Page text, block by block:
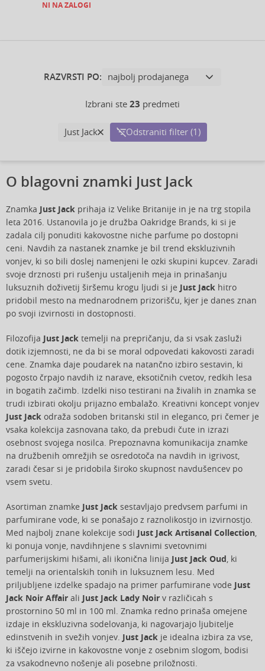
NI NA ZALOGI
RAZVRSTI PO:
Izbrani ste 23 predmeti
Just Jack Odstraniti filter (1)
O blagovni znamki Just Jack
Znamka Just Jack prihaja iz Velike Britanije in je na trg stopila
leta 2016. Ustanovila jo je družba Oakridge Brands, ki si je
zadala cilj ponuditi kakovostne niche parfume po dostopni
ceni. Navdih za nastanek znamke je bil trend ekskluzivnih
vonjev, ki so bili doslej namenjeni le ozki skupini kupcev. Zaradi
svoje drznosti pri rušenju ustaljenih meja in prinašanju
luksuznih doživetij širšemu krogu ljudi si je Just Jack hitro
pridobil mesto na mednarodnem prizorišču, kjer je danes znan
po svoji izvirnosti in dostopnosti.
Filozofija Just Jack temelji na prepričanju, da si vsak zasluži
dotik izjemnosti, ne da bi se moral odpovedati kakovosti zaradi
cene. Znamka daje poudarek na natančno izbiro sestavin, ki
pogosto črpajo navdih iz narave, eksotičnih cvetov, redkih lesa
in bogatih začimb. Izdelki niso testirani na živalih in znamka se
trudi izbirati okolju prijazno embalažo. Kreativni koncept vonjev
Just Jack odraža sodoben britanski stil in eleganco, pri čemer je
vsaka kolekcija zasnovana tako, da prebudi čute in izrazi
osebnost svojega nosilca. Prepoznavna komunikacija znamke
na družbenih omrežjih se osredotoča na navdih in igrivost,
zaradi česar si je pridobila široko skupnost navdušencev po
vsem svetu.
Asortiman znamke Just Jack sestavljajo predvsem parfumi in
parfumirane vode, ki se ponašajo z raznolikostjo in izvirnostjo.
Med najbolj znane kolekcije sodi Just Jack Artisanal Collection,
ki ponuja vonje, navdihnjene s slavnimi svetovnimi
parfumerijskimi hišami, ali ikonična linija Just Jack Oud, ki
temelji na orientalskih tonih in luksuznem lesu. Med
priljubljene izdelke spadajo na primer parfumirane vode Just
Jack Noir Affair ali Just Jack Lady Noir v različicah s
prostornino 50 ml in 100 ml. Znamka redno prinaša omejene
izdaje in ekskluzivna sodelovanja, ki nagovarjajo ljubitelje
edinstvenih in svežih vonjev. Just Jack je idealna izbira za vse,
ki iščejo izvirne in kakovostne vonje z osebnim slogom, bodisi
za vsakodnevno nošenje ali posebne priložnosti.